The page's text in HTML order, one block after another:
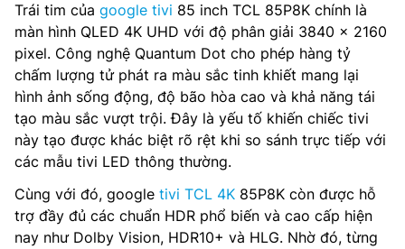
Trái tim của google tivi 85 inch TCL 85P8K chính là
màn hình QLED 4K UHD với độ phân giải 3840 x 2160
pixel. Công nghệ Quantum Dot cho phép hàng tỷ
chấm lượng tử phát ra màu sắc tinh khiết mang lại
hình ảnh sống động, độ bão hòa cao và khả năng tái
tạo màu sắc vượt trội. Đây là yếu tố khiến chiếc tivi
này tạo được khác biệt rõ rệt khi so sánh trực tiếp với
các mẫu tivi LED thông thường.
Cùng với đó, google tivi TCL 4K 85P8K còn được hỗ
trợ đầy đủ các chuẩn HDR phổ biến và cao cấp hiện
nay như Dolby Vision, HDR10+ và HLG. Nhờ đó, từng